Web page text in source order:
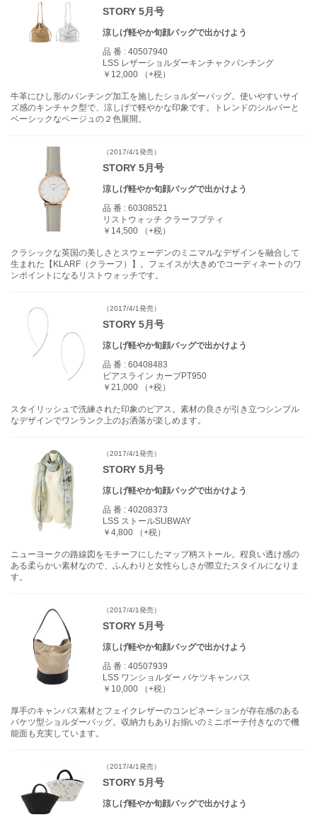
STORY 5月号
涼しげ軽やか旬顔バッグで出かけよう
品 番 : 40507940
LSS レザーショルダーキンチャクパンチング
￥12,000 （+税）
牛革にひし形のパンチング加工を施したショルダーバッグ。使いやすいサイ
ズ感のキンチャク型で、涼しげで軽やかな印象です。トレンドのシルバーと
ベーシックなベージュの２色展開。
（2017/4/1発売）
STORY 5月号
涼しげ軽やか旬顔バッグで出かけよう
品 番 : 60308521
リストウォッチ クラーフプティ
￥14,500 （+税）
クラシックな英国の美しさとスウェーデンのミニマルなデザインを融合して
生まれた【KLARF（クラーフ）】。フェイスが大きめでコーディネートのワ
ンポイントになるリストウォッチです。
（2017/4/1発売）
STORY 5月号
涼しげ軽やか旬顔バッグで出かけよう
品 番 : 60408483
ピアスライン カーブPT950
￥21,000 （+税）
スタイリッシュで洗練された印象のピアス。素材の良さが引き立つシンプル
なデザインでワンランク上のお洒落が楽しめます。
（2017/4/1発売）
STORY 5月号
涼しげ軽やか旬顔バッグで出かけよう
品 番 : 40208373
LSS ストールSUBWAY
￥4,800 （+税）
ニューヨークの路線図をモチーフにしたマップ柄ストール。程良い透け感の
ある柔らかい素材なので、ふんわりと女性らしさが際立たスタイルになりま
す。
（2017/4/1発売）
STORY 5月号
涼しげ軽やか旬顔バッグで出かけよう
品 番 : 40507939
LSS ワンショルダー バケツキャンバス
￥10,000 （+税）
厚手のキャンバス素材とフェイクレザーのコンビネーションが存在感のある
バケツ型ショルダーバッグ。収納力もありお揃いのミニポーチ付きなので機
能面も充実しています。
（2017/4/1発売）
STORY 5月号
涼しげ軽やか旬顔バッグで出かけよう